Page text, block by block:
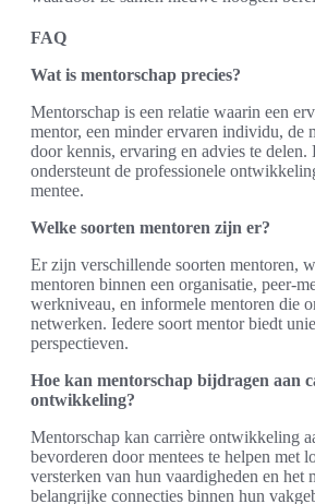
FAQ
Wat is mentorschap precies?
Mentorschap is een relatie waarin een
mentor, een minder ervaren individu, de
door kennis, ervaring en advies te delen.
ondersteunt de professionele
mentee.
Welke soorten mentoren zijn er?
Er zijn verschillende soorten mentoren,
mentoren binnen een organisatie, peer-
werkniveau, en informele mentoren die
netwerken. Iedere soort mentor biedt
perspectieven.
Hoe kan mentorschap bijdragen aan
ontwikkeling?
Mentorschap kan carrière ontwikkeling
bevorderen door mentees te helpen met
versterken van hun vaardigheden en het
belangrijke connecties binnen hun